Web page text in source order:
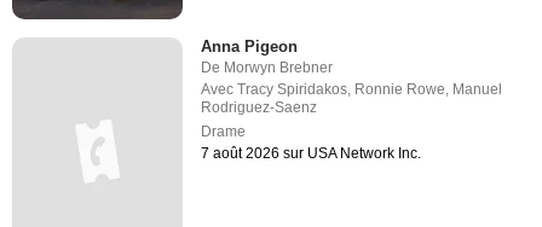
Anna Pigeon
De Morwyn Brebner
AvecTracy Spiridakos, Ronnie Rowe, Manuel
Rodriguez-Saenz
Drame
7 août 2026 sur USA Network Inc.